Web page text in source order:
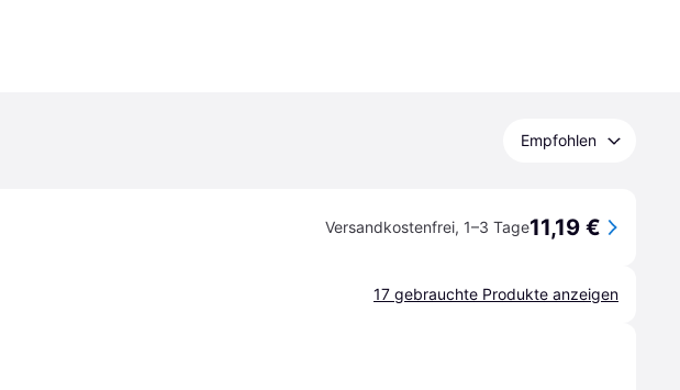
Empfohlen
Versandkostenfrei, 1–3 Tage11,19 €
17 gebrauchte Produkte anzeigen